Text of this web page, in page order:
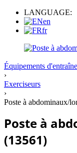
LANGUAGE:
en
fr
Équipements
›
Exerciseurs
›
Poste à abdominaux/
Poste à
(13561)